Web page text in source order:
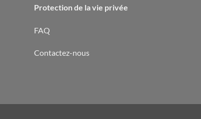
Protection de la vie privée
FAQ
Contactez-nous